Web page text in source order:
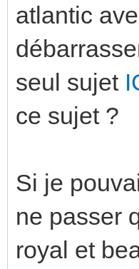
atlantic
seul sujet
ce sujet ?
Si je
ne passer
royal et